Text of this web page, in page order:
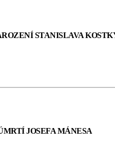
STANISLAVA
JOSEFA MÁNESA